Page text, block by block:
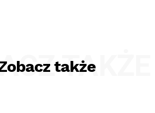
także
TAKŻE